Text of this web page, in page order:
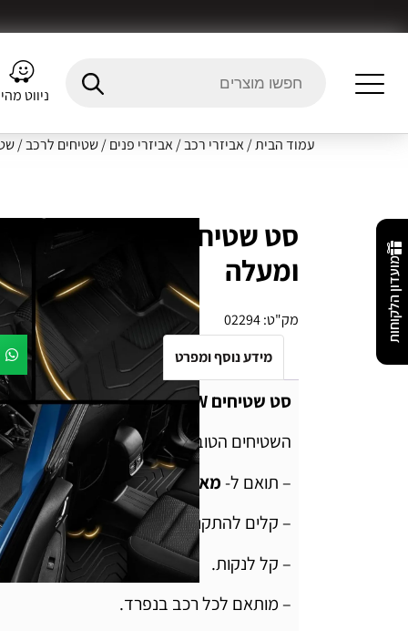
ניווט
מועדון הלקוחות
עמוד הבית/אביזרי רכב/אביזרי פנים/שטיחים לרכב/
ומעלה
מק"ט:02294
מידע נוסף ומפרט Fitment Details
סט שטיחים 3W למאזדה CX5 שנת 2012 ומעלה
השטיחים הטובים בעולם מבית המותג 3w מקורי לרכב 100%.
– תואם ל-מאזדה CX5 שנת 2012 ומעלה
– קלים להתקנה
– קל לנקות.
– מותאם לכל רכב בנפרד.